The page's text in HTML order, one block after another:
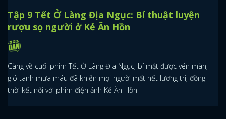
Tập 9 Tết Ở Làng Địa Ngục: Bí thuật luyện
rượu sọ người ở Kẻ Ăn Hồn
Càng về cuối phim Tết Ở Làng Địa Ngục, bí mật được vén màn,
gió tanh mưa máu đã khiến mọi người mất hết lương tri, đồng
thời kết nối với phim điện ảnh Kẻ Ăn Hồn